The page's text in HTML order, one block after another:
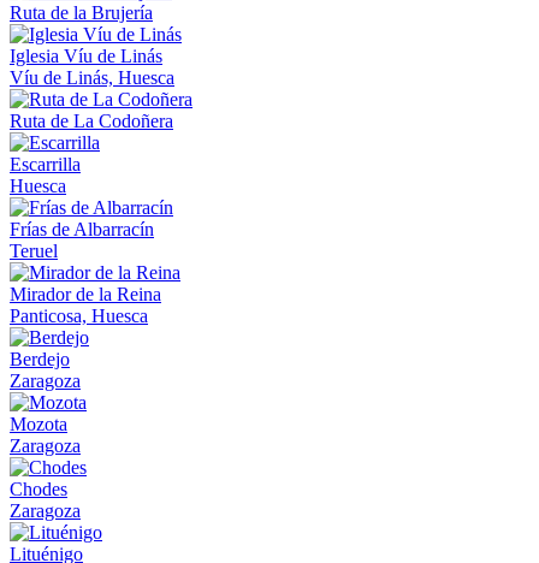
Ruta de la Brujería
Iglesia Víu de Linás
Víu de Linás, Huesca
Ruta de La Codoñera
Escarrilla
Huesca
Frías de Albarracín
Teruel
Mirador de la Reina
Panticosa, Huesca
Berdejo
Zaragoza
Mozota
Zaragoza
Chodes
Zaragoza
Lituénigo